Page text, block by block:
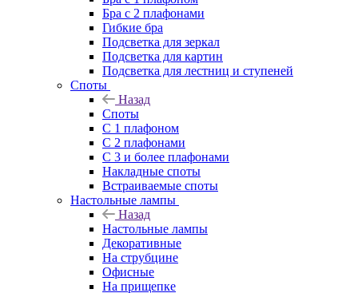
Бра с 2 плафонами
Гибкие бра
Подсветка для зеркал
Подсветка для картин
Подсветка для лестниц и ступеней
Споты
Назад
Споты
С 1 плафоном
С 2 плафонами
С 3 и более плафонами
Накладные споты
Встраиваемые споты
Настольные лампы
Назад
Настольные лампы
Декоративные
На струбцине
Офисные
На прищепке